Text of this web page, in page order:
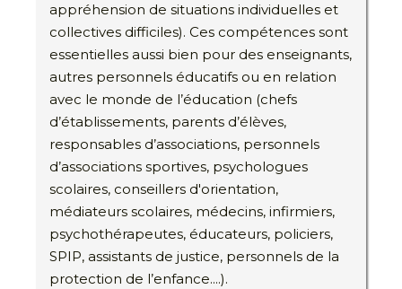
appréhension de situations individuelles et
collectives difficiles). Ces compétences sont
essentielles aussi bien pour des enseignants,
autres personnels éducatifs ou en relation
avec le monde de l’éducation (chefs
d’établissements, parents d’élèves,
responsables d’associations, personnels
d’associations sportives, psychologues
scolaires, conseillers d'orientation,
médiateurs scolaires, médecins, infirmiers,
psychothérapeutes, éducateurs, policiers,
SPIP, assistants de justice, personnels de la
protection de l’enfance....).